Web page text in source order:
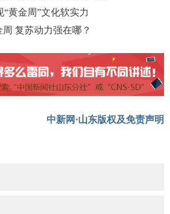
黄金周”文化软实力
复苏动力强在哪？
中新网·山东版权及免责声明